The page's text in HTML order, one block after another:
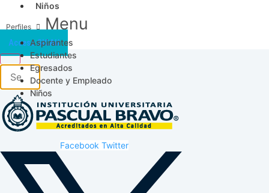
Niños
Menu
Aspirantes
Estudiantes
Egresados
Docente y Empleado
Niños
Acceso SICAU
Facebook Twitter